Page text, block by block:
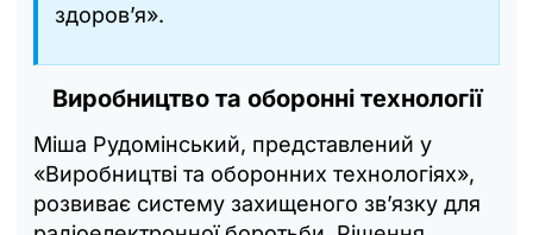
здоров’я».
Виробництво та оборонні технології
Міша Рудомінський, представлений у
«Виробництві та оборонних технологіях»,
розвиває систему захищеного зв’язку для